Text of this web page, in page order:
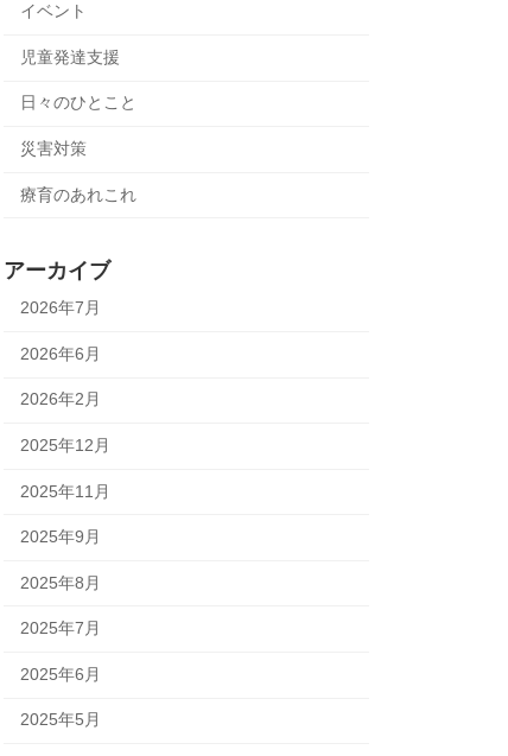
イベント
児童発達支援
日々のひとこと
災害対策
療育のあれこれ
アーカイブ
2026年7月
2026年6月
2026年2月
2025年12月
2025年11月
2025年9月
2025年8月
2025年7月
2025年6月
2025年5月